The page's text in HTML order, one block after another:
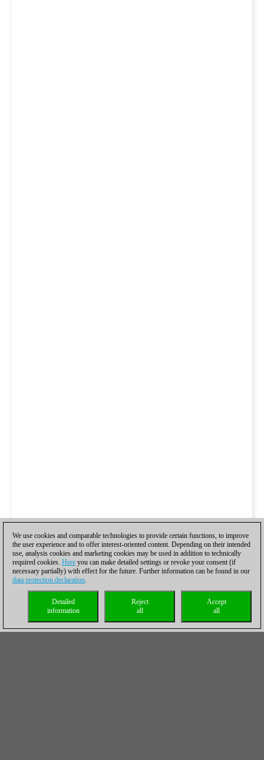
We use cookies and comparable technologies to provide certain functions, to improve
the user experience and to offer interest-oriented content. Depending on their intended
use, analysis cookies and marketing cookies may be used in addition to technically
required cookies. Here you can make detailed settings or revoke your consent (if
necessary partially) with effect for the future. Further information can be found in our
data protection declaration.
Accept
all
Reject
all
Detailed
information